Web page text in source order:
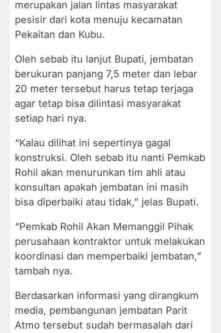
merupakan jalan lintas masyarakat
pesisir dari kota menuju kecamatan
Pekaitan dan Kubu.
Oleh sebab itu lanjut Bupati, jembatan
berukuran panjang 7,5 meter dan lebar
20 meter tersebut harus tetap terjaga
agar tetap bisa dilintasi masyarakat
setiap hari nya.
“Kalau dilihat ini sepertinya gagal
konstruksi. Oleh sebab itu nanti Pemkab
Rohil akan menurunkan tim ahli atau
konsultan apakah jembatan ini masih
bisa diperbaiki atau tidak,” jelas Bupati.
“Pemkab Rohil Akan Memanggil Pihak
perusahaan kontraktor untuk melakukan
koordinasi dan memperbaiki jembatan,”
tambah nya.
Berdasarkan informasi yang dirangkum
media, pembangunan jembatan Parit
Atmo tersebut sudah bermasalah dari